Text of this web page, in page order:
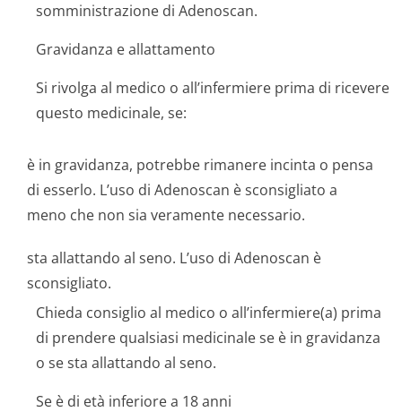
somministrazione di Adenoscan.
Gravidanza e allattamento
Si rivolga al medico o all’infermiere prima di ricevere
questo medicinale, se:
è in gravidanza, potrebbe rimanere incinta o pensa
di esserlo. L’uso di Adenoscan è sconsigliato a
meno che non sia veramente necessario.
sta allattando al seno. L’uso di Adenoscan è
sconsigliato.
Chieda consiglio al medico o all’infermiere(a) prima
di prendere qualsiasi medicinale se è in gravidanza
o se sta allattando al seno.
Se è di età inferiore a 18 anni